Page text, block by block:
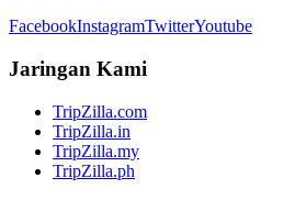
FacebookInstagramTwitterYoutube
Jaringan Kami
TripZilla.com
TripZilla.in
TripZilla.my
TripZilla.ph